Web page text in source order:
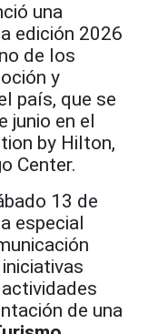
una
edición 2026
de los
y
país, que se
junio en el
by Hilton,
Center.
13 de
especial
de una